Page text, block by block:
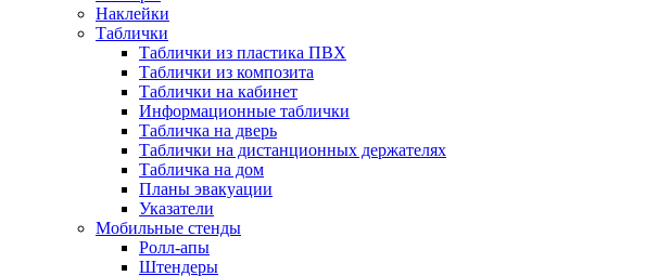
Наклейки
Таблички
Таблички из пластика ПВХ
Таблички из композита
Таблички на кабинет
Информационные таблички
Табличка на дверь
Таблички на дистанционных держателях
Табличка на дом
Планы эвакуации
Указатели
Мобильные стенды
Ролл-апы
Штендеры